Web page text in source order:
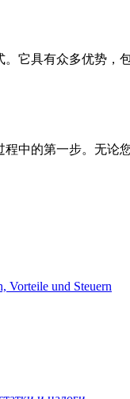
它具有众多优势
程中的第一步。无